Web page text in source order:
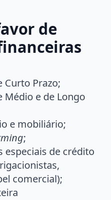
de
Curto Prazo;
Médio e de Longo
e mobiliário;
;
especiais de crédito
comercial);